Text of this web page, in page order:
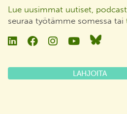
Lue uusimmat uutiset,
seuraa työtämme somessa tai
LinkedinFacebookInstagramYouTubeBluesky
LAHJOITA